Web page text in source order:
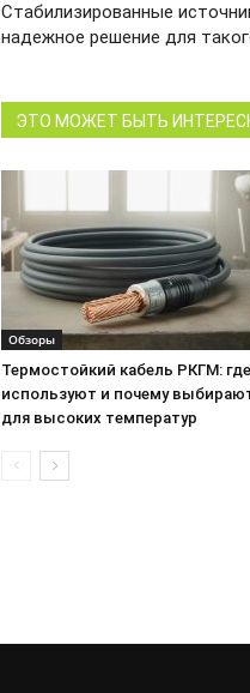
Стабилизированные
надежное решение для
ЭТО МОЖЕТ БЫТЬ
Обзоры
Термостойкий кабель РКГМ: где
используют и почему
для высоких температур